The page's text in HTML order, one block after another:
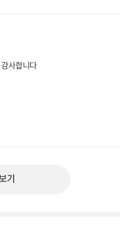
습니다 빠른 배송 감사합니다
기